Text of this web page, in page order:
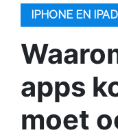
IPHONE EN IPAD
apps
moet